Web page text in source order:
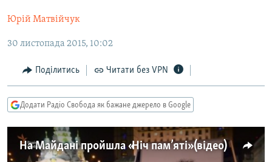
до
навігації
Перейти
пошуку
ПОЛІТИКА
ЕКОНОМІКА
СУСПІЛЬСТВО
СПОРТ
УКРАЇНА
СВІТ
ВІЙНА
РОСІЙСЬКА «ФІЛЬТРАЦІЯ»
ДОНБАС.РЕАЛІЇ
КРИМ.РЕАЛІЇ
ТИ ЯК?
СХЕМИ
ПРИАЗОВ’Я
Юрій Матвійчук
30 листопада 2015, 10:02
Поділитись Читати без VPN
Додати Радіо Свобода як бажане джерело в Google
На Майдані пройшла «Ніч пам’яті» (відео)